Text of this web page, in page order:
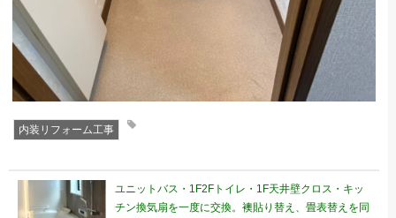
内装リフォーム工事
ユニットバス・1F2Fトイレ・1F天井壁クロス・キッ
チン換気扇を一度に交換。襖貼り替え、畳表替えを同